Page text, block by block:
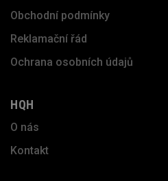
Obchodní podmínky
Reklamační řád
Ochrana osobních údajů
HQH
O nás
Kontakt